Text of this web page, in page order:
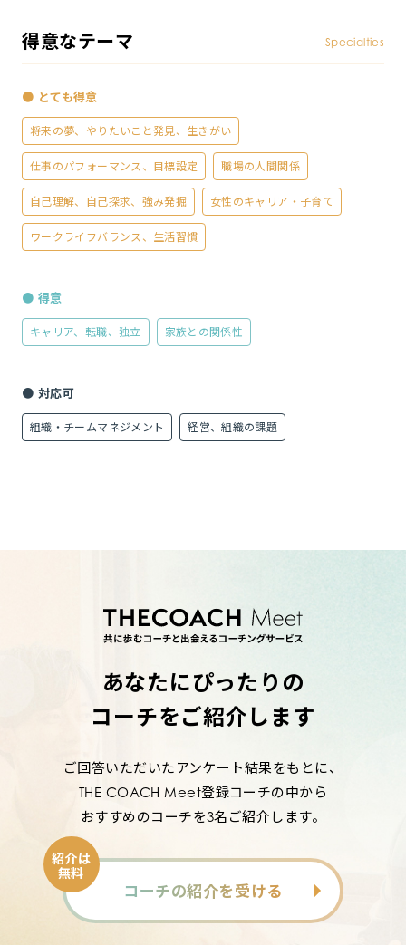
得意なテーマ Specialties
● とても得意
将来の夢、やりたいこと発見、生きがい
仕事のパフォーマンス、目標設定 職場の人間関係
自己理解、自己探求、強み発掘 女性のキャリア・子育て
ワークライフバランス、生活習慣
● 得意
キャリア、転職、独立 家族との関係性
● 対応可
組織・チームマネジメント 経営、組織の課題
あなたにぴったりの
コーチをご紹介します
ご回答いただいたアンケート結果をもとに、
THE COACH Meet登録コーチの中から
おすすめのコーチを3名ご紹介します。
紹介は
無料
コーチの紹介を受ける